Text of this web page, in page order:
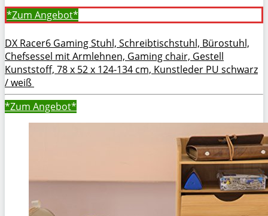
*Zum Angebot*
DX Racer6 Gaming Stuhl, Schreibtischstuhl, Bürostuhl,
Chefsessel mit Armlehnen, Gaming chair, Gestell
Kunststoff, 78 x 52 x 124-134 cm, Kunstleder PU schwarz
/ weiß
*Zum Angebot*